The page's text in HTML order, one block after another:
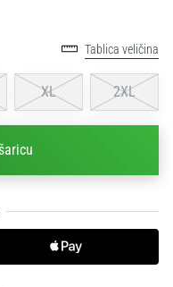
Tablica veličina
XL 2XL